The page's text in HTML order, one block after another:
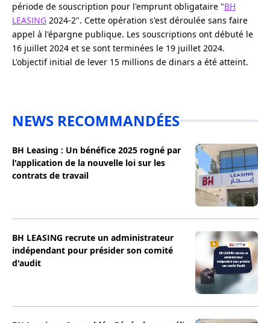
période de souscription pour l'emprunt obligataire "BH
LEASING 2024-2". Cette opération s'est déroulée sans faire
appel à l'épargne publique. Les souscriptions ont débuté le
16 juillet 2024 et se sont terminées le 19 juillet 2024.
L'objectif initial de lever 15 millions de dinars a été atteint.
NEWS RECOMMANDÉES
BH Leasing : Un bénéfice 2025 rogné par
l'application de la nouvelle loi sur les
contrats de travail
BH LEASING recrute un administrateur
indépendant pour présider son comité
d'audit